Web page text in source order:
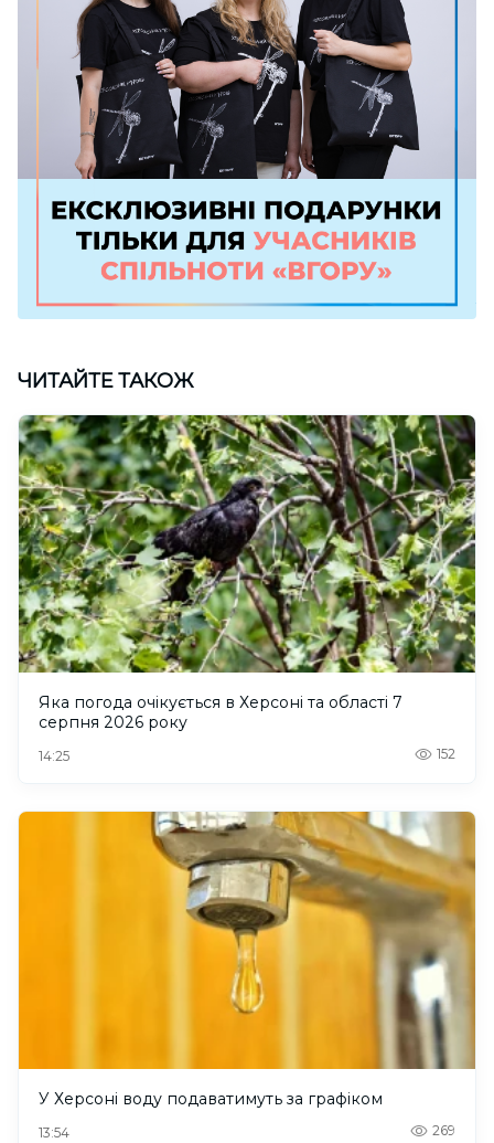
ЧИТАЙТЕ ТАКОЖ
Яка погода очікується в Херсоні та області 7
серпня 2026 року
14:25 152
У Херсоні воду подаватимуть за графіком
13:54 269